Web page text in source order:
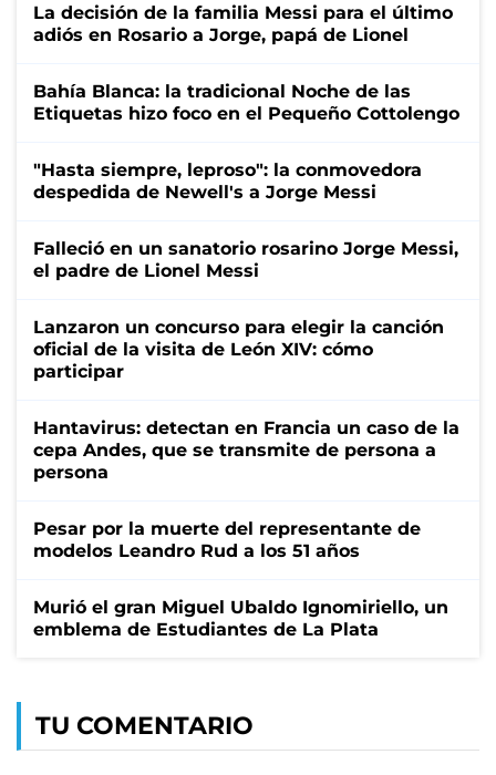
La decisión de la familia Messi para el último
adiós en Rosario a Jorge, papá de Lionel
Bahía Blanca: la tradicional Noche de las
Etiquetas hizo foco en el Pequeño Cottolengo
"Hasta siempre, leproso": la conmovedora
despedida de Newell's a Jorge Messi
Falleció en un sanatorio rosarino Jorge Messi,
el padre de Lionel Messi
Lanzaron un concurso para elegir la canción
oficial de la visita de León XIV: cómo
participar
Hantavirus: detectan en Francia un caso de la
cepa Andes, que se transmite de persona a
persona
Pesar por la muerte del representante de
modelos Leandro Rud a los 51 años
Murió el gran Miguel Ubaldo Ignomiriello, un
emblema de Estudiantes de La Plata
TU COMENTARIO